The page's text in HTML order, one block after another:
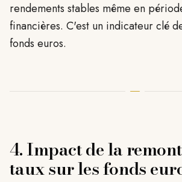
rendements stables même en
financières. C'est un indicateur clé
fonds euros.
4. Impact de la
taux sur les fonds